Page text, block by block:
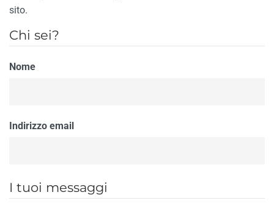
sito.
Chi sei?
Nome
Indirizzo email
I tuoi messaggi